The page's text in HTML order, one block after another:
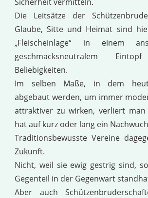
Die Leitsätze der
Glaube, Sitte und Heimat sind
„Fleischeinlage“ in einem
geschmacksneutralem
Beliebigkeiten.
Im selben Maße, in dem
abgebaut werden, um immer
attraktiver zu wirken, verliert
hat auf kurz oder lang ein
Traditionsbewusste Vereine
Zukunft.
Nicht, weil sie ewig gestrig sind,
Gegenteil in der Gegenwart
Aber auch